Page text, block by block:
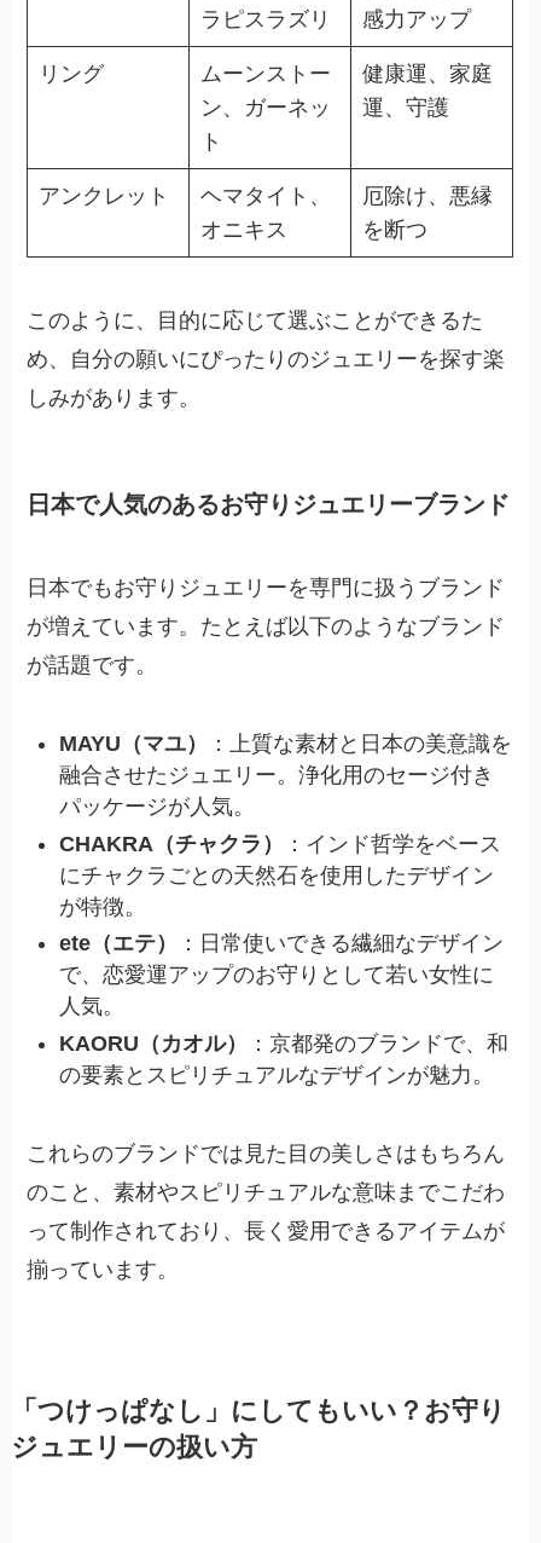
ラピスラズリ
感力アップ
リング
ムーンストー
ン、ガーネッ
ト
健康運、家庭
運、守護
アンクレット
ヘマタイト、
オニキス
厄除け、悪縁
を断つ
このように、目的に応じて選ぶことができるた
め、自分の願いにぴったりのジュエリーを探す楽
しみがあります。
日本で人気のあるお守りジュエリーブランド
日本でもお守りジュエリーを専門に扱うブランド
が増えています。たとえば以下のようなブランド
が話題です。
MAYU（マユ）
：上質な素材と日本の美意識を
融合させたジュエリー。浄化用のセージ付き
パッケージが人気。
CHAKRA（チャクラ）
：インド哲学をベース
にチャクラごとの天然石を使用したデザイン
が特徴。
ete（エテ）
：日常使いできる繊細なデザイン
で、恋愛運アップのお守りとして若い女性に
人気。
KAORU（カオル）
：京都発のブランドで、和
の要素とスピリチュアルなデザインが魅力。
これらのブランドでは見た目の美しさはもちろん
のこと、素材やスピリチュアルな意味までこだわ
って制作されており、長く愛用できるアイテムが
揃っています。
「つけっぱなし」にしてもいい？お守り
ジュエリーの扱い方